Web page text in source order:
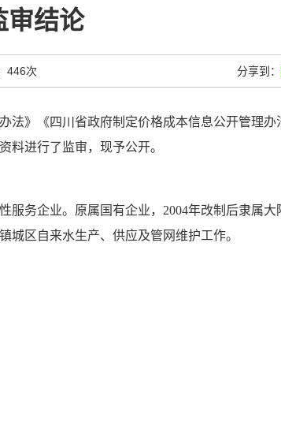
审结论
446次 分享到：
法》《四川省政府制定价格成本信息公开管理办
料进行了监审，现予公开。
务企业。原属国有企业，2004年改制后隶属大
区自来水生产、供应及管网维护工作。